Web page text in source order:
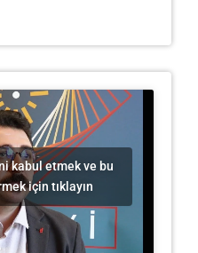
kabul etmek ve bu
için tıklayın